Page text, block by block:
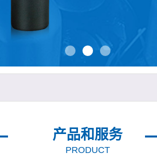
产品和服务
PRODUCT